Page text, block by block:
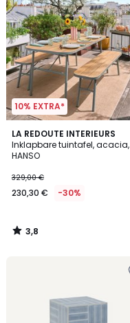
10% EXTRA*
LA REDOUTE INTERIEURS
Inklapbare tuintafel, acacia,
HANSO
329,00 €
230,30 € -30%
3,8
/ 5
3,8
/